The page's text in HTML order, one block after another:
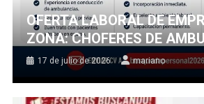
OFERTA LABORAL DE
ZONA: CHOFERES DE
17 de julio de 2026 mariano